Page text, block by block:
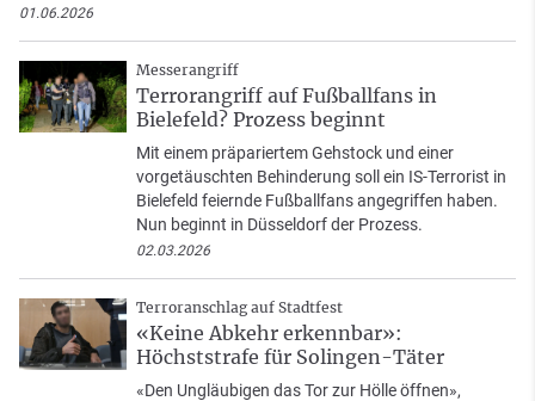
01.06.2026
Messerangriff
Terrorangriff auf Fußballfans in
Bielefeld? Prozess beginnt
Mit einem präpariertem Gehstock und einer
vorgetäuschten Behinderung soll ein IS-Terrorist in
Bielefeld feiernde Fußballfans angegriffen haben.
Nun beginnt in Düsseldorf der Prozess.
02.03.2026
Terroranschlag auf Stadtfest
«Keine Abkehr erkennbar»:
Höchststrafe für Solingen-Täter
«Den Ungläubigen das Tor zur Hölle öffnen»,